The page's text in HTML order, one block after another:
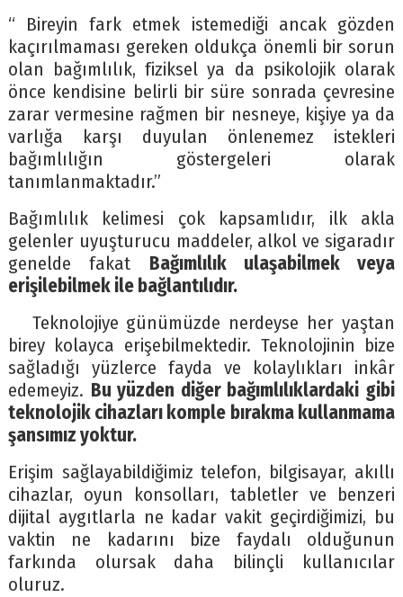
“ Bireyin fark etmek istemediği ancak gözden
kaçırılmaması gereken oldukça önemli bir sorun
olan bağımlılık, fiziksel ya da psikolojik olarak
önce kendisine belirli bir süre sonrada çevresine
zarar vermesine rağmen bir nesneye, kişiye ya da
varlığa karşı duyulan önlenemez istekleri
bağımlılığın göstergeleri olarak
tanımlanmaktadır.”
Bağımlılık kelimesi çok kapsamlıdır, ilk akla
gelenler uyuşturucu maddeler, alkol ve sigaradır
genelde fakat Bağımlılık ulaşabilmek veya
erişilebilmek ile bağlantılıdır.
Teknolojiye günümüzde nerdeyse her yaştan
birey kolayca erişebilmektedir. Teknolojinin bize
sağladığı yüzlerce fayda ve kolaylıkları inkâr
edemeyiz. Bu yüzden diğer bağımlılıklardaki gibi
teknolojik cihazları komple bırakma kullanmama
şansımız yoktur.
Erişim sağlayabildiğimiz telefon, bilgisayar, akıllı
cihazlar, oyun konsolları, tabletler ve benzeri
dijital aygıtlarla ne kadar vakit geçirdiğimizi, bu
vaktin ne kadarını bize faydalı olduğunun
farkında olursak daha bilinçli kullanıcılar
oluruz.